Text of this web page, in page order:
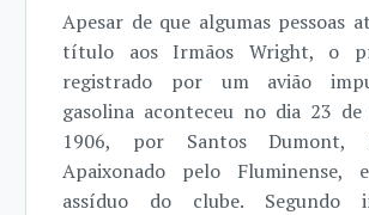
Apesar de que algumas pessoas
título aos Irmãos Wright, o
registrado por um avião
gasolina aconteceu no dia 23
1906, por Santos Dumont,
Apaixonado pelo Fluminense,
assíduo do clube. Segundo